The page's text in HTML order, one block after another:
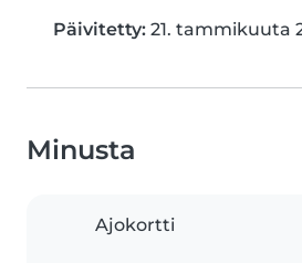
Päivitetty: 21. tammikuuta
Minusta
Ajokortti